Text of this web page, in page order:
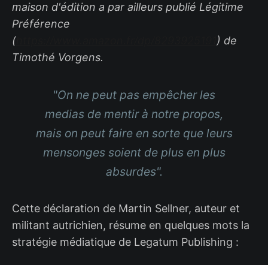
maison d'édition a par ailleurs publié Légitime
Préférence
(
) de
Timothé Vorgens.
"On ne peut pas empêcher les
medias de mentir à notre propos,
mais on peut faire en sorte que leurs
mensonges soient de plus en plus
absurdes".
Cette déclaration de Martin Sellner, auteur et
militant autrichien, résume en quelques mots la
stratégie médiatique de Legatum Publishing :